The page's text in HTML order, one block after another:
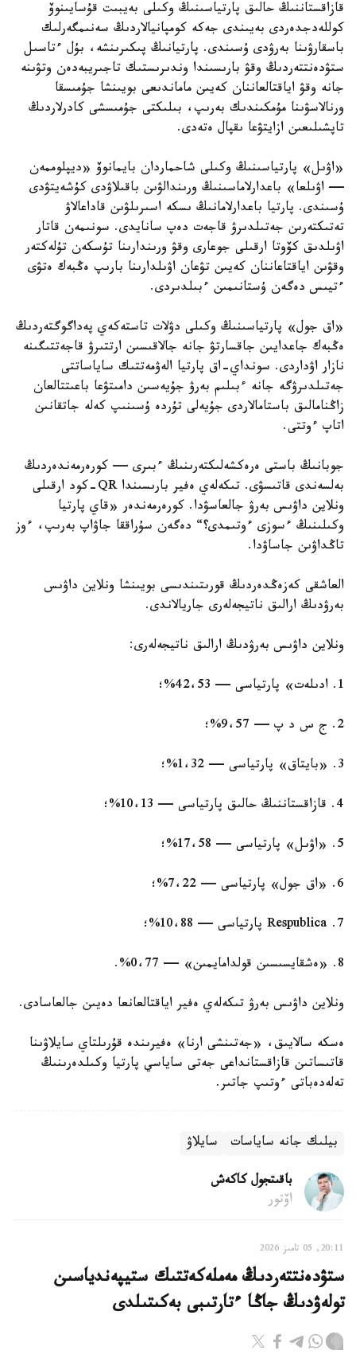
قازاقستاننىڭ حالىق پارتياسىنىڭ وكىلى بەيبىت قۇسايىنوۆ
كوللەدجدەردى بەيىندى جەكە كومپانيالاردىڭ سەنىمگەرلىك
باسقارۋىنا بەرۋدى ۇسىندى. پارتيانىڭ پىكىرىنشە، بۇل ءتاسىل
ستۋدەنتتەردىڭ وقۋ بارىسىندا وندىرىستىك تاجىريبەدەن وتۋىنە
جانە وقۋ اياقتالعاننان كەيىن ماماندىعى بويىنشا جۇمىسقا
ورنالاسۋىنا مۇمكىندىك بەرىپ، بىلىكتى جۇمىسشى كادرلاردىڭ
تاپشىلىعىن ازايتۋعا ىقپال ەتەدى.
«اۋىل» پارتياسىنىڭ وكىلى شاحماردان بايمانوۆ «ديپلوممەن
— اۋىلعا» باعدارلاماسىنىڭ ورىندالۋىن باقىلاۋدى كۇشەيتۋدى
ۇسىندى. پارتيا باعدارلامانىڭ ىسكە اسىرىلۋىن قاداعالاۋ
تەتىكتەرىن جەتىلدىرۋ قاجەت دەپ سانايدى. سونىمەن قاتار
اۋىلدىق كۆوتا ارقىلى جوعارى وقۋ ورىندارىنا تۇسكەن تۇلەكتەر
وقۋىن اياقتاعاننان كەيىن تۋعان اۋىلدارىنا بارىپ ەڭبەك ەتۋى
ءتيىس دەگەن ۇستانىمىن ءبىلدىردى.
«اق جول» پارتياسىنىڭ وكىلى دۋلات تاستەكەي پەداگوگتەردىڭ
ەڭبەك جاعدايىن جاقسارتۋ جانە جالاقىسىن ارتتىرۋ قاجەتتىگىنە
نازار اۋداردى. سونداي-اق پارتيا الەۋمەتتىك ساياساتتى
جەتىلدىرۋگە جانە ءبىلىم بەرۋ جۇيەسىن دامىتۋعا باعىتتالعان
زاڭنامالىق باستامالاردى جۇيەلى تۇردە ۇسىنىپ كەلە جاتقانىن
اتاپ ءوتتى.
جوبانىڭ باستى ەرەكشەلىكتەرىنىڭ ءبىرى — كورەرمەندەردىڭ
بەلسەندى قاتىسۋى. تىكەلەي ەفير بارىسىندا QR-كود ارقىلى
ونلاين داۋىس بەرۋ جالعاسۋدا. كورەرمەندەر «قاي پارتيا
وكىلىنىڭ ءسوزى ءوتىمدى؟“ دەگەن سۇراققا جاۋاپ بەرىپ، ءوز
تاڭداۋىن جاساۋدا.
العاشقى كەزەڭدەردىڭ قورىتىندىسى بويىنشا ونلاين داۋىس
بەرۋدىڭ ارالىق ناتيجەلەرى جاريالاندى.
ونلاين داۋىس بەرۋدىڭ ارالىق ناتيجەلەرى:
1. ادىلەت» پارتياسى — 42،53%؛
2. ج س د پ — 9،57%؛
3. «بايتاق» پارتياسى — 1،32%؛
4. قازاقستاننىڭ حالىق پارتياسى — 10،13%؛
5. «اۋىل» پارتياسى — 17،58%؛
6. «اق جول» پارتياسى — 7،22%؛
7. Respublica پارتياسى — 10،88%؛
8. «ەشقايسىسىن قولدامايمىن» — 0،77%.
ونلاين داۋىس بەرۋ تىكەلەي ەفير اياقتالعانعا دەيىن جالعاسادى.
ەسكە سالايىق، «جەتىنشى ارنا» ەفيرىندە قۇرىلتاي سايلاۋىنا
قاتىساتىن قازاقستانداعى جەتى ساياسي پارتيا وكىلدەرىنىڭ
تەلەدەباتى ءوتىپ جاتىر.
بيلىك جانە ساياسات سايلاۋ
باقىتجول كاكەش
اۆتور
20:11, 05 تامىز 2026
ستۋدەنتتەردىڭ مەملەكەتتىك ستيپەندياسىن
تولەۋدىڭ جاڭا ءتارتىبى بەكىتىلدى